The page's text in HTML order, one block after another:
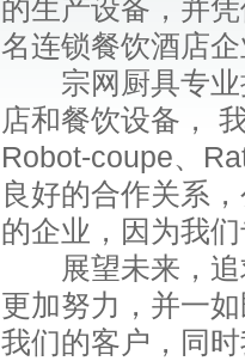
的生产设备，并
名连锁餐饮酒店
宗网厨具专业
店和餐饮设备，
Robot-coupe、
良好的合作关系
的企业，因为我
展望未来，追
更加努力，并一
我们的客户，同